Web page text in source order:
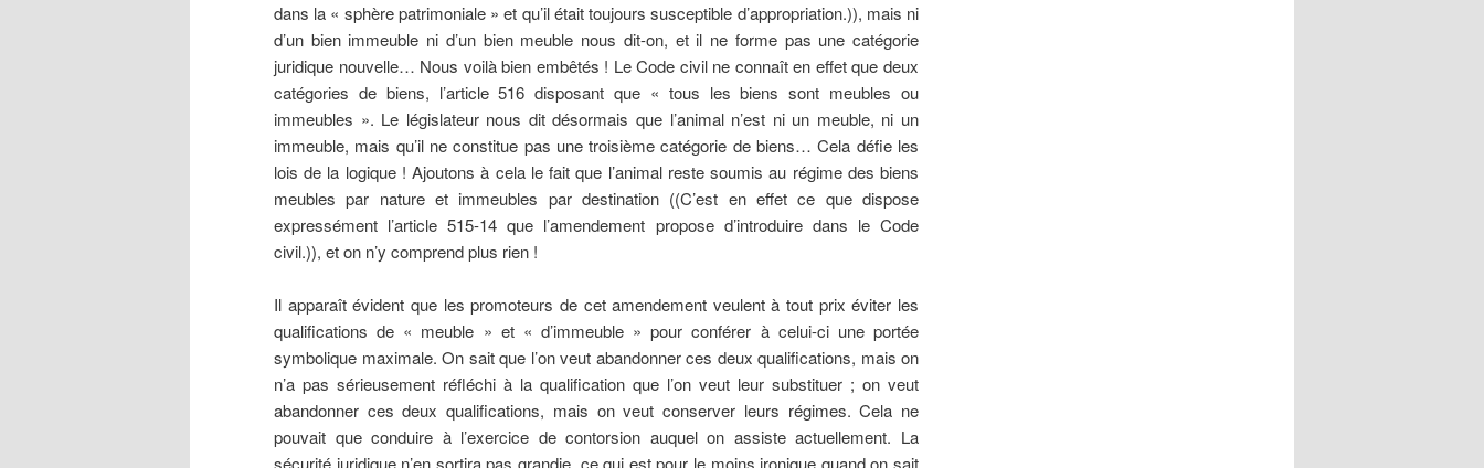
dans la « sphère patrimoniale » et qu’il était toujours susceptible d’appropriation.)), mais ni
d’un bien immeuble ni d’un bien meuble nous dit-on, et il ne forme pas une catégorie
juridique nouvelle… Nous voilà bien embêtés ! Le Code civil ne connaît en effet que deux
catégories de biens, l’article 516 disposant que « tous les biens sont meubles ou
immeubles ». Le législateur nous dit désormais que l’animal n’est ni un meuble, ni un
immeuble, mais qu’il ne constitue pas une troisième catégorie de biens… Cela défie les
lois de la logique ! Ajoutons à cela le fait que l’animal reste soumis au régime des biens
meubles par nature et immeubles par destination ((C’est en effet ce que dispose
expressément l’article 515-14 que l’amendement propose d’introduire dans le Code
civil.)), et on n’y comprend plus rien !
Il apparaît évident que les promoteurs de cet amendement veulent à tout prix éviter les
qualifications de « meuble » et « d’immeuble » pour conférer à celui-ci une portée
symbolique maximale. On sait que l’on veut abandonner ces deux qualifications, mais on
n’a pas sérieusement réfléchi à la qualification que l’on veut leur substituer ; on veut
abandonner ces deux qualifications, mais on veut conserver leurs régimes. Cela ne
pouvait que conduire à l’exercice de contorsion auquel on assiste actuellement. La